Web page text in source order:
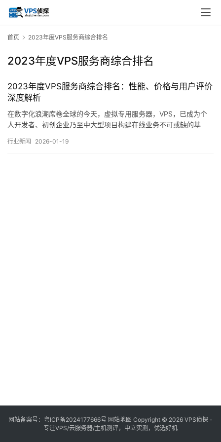
首页 2023年度VPS服务商综合排名
2023年度VPS服务商综合排名
2023年度VPS服务商综合排名：性能、价格与用户评价
深度解析
在数字化浪潮席卷全球的今天，虚拟专用服务器，VPS，已成为个
人开发者、初创企业乃至中大型项目构建在线业务不可或缺的基
性能、成本与灵活性之间取得了关键平衡，步入2023年，全球VPS
行业新闻 2026-01-19
网站备案号： 粤ICP备2024177666号 网站地图 Copyright © 2026 VPS侦探 -
专注VPS/云服务器/主机测评，中立实测，优选好机